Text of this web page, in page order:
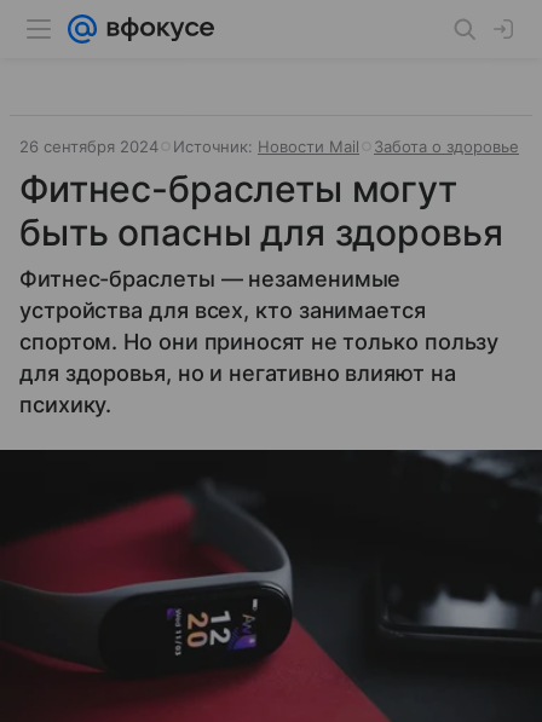
26 сентября 2024 Источник: Новости Mail Забота о здоровье
Фитнес-браслеты могут
быть опасны для здоровья
Фитнес-браслеты — незаменимые
устройства для всех, кто занимается
спортом. Но они приносят не только пользу
для здоровья, но и негативно влияют на
психику.